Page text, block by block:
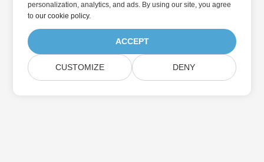
personalization, analytics, and ads. By using our site, you agree
toour cookie policy.
ACCEPT
CUSTOMIZE DENY